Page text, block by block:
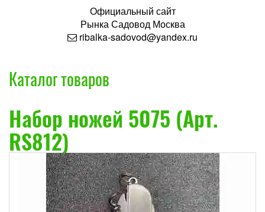
Официальный сайт
РынкаСадовод Москва
ribalka-sadovod@yandex.ru
Каталог товаров
Набор ножей 5075 (Арт.
RS812)